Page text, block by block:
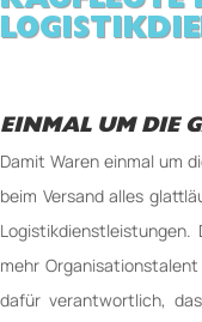
EINMAL UM DIE
Damit Waren einmal um
beim Versand alles
mehr
dafür ver­ant­wort­lich,